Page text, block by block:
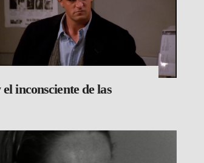
el inconsciente de las